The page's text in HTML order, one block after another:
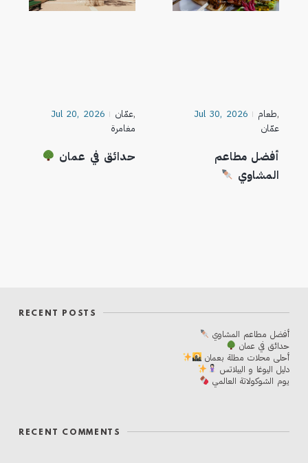
Jul 30, 2026 طعام,
عمّان
أفضل مطاعم
المشاوي
Jul 20, 2026 عمّان,
مغامرة
حدائق في عمان
RECENT POSTS
أفضل مطاعم المشاوي
حدائق في عمان
أحلی محلات مطلة بعمان
دليل اليوغا و البيلاتس
يوم الشوكولاتة العالمي
RECENT COMMENTS